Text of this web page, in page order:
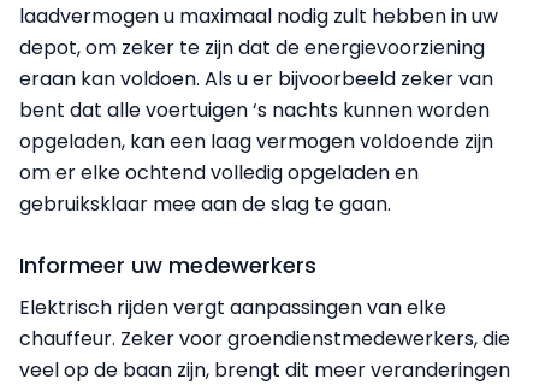
laadvermogen u maximaal nodig zult hebben in uw
depot, om zeker te zijn dat de energievoorziening
eraan kan voldoen. Als u er bijvoorbeeld zeker van
bent dat alle voertuigen ‘s nachts kunnen worden
opgeladen, kan een laag vermogen voldoende zijn
om er elke ochtend volledig opgeladen en
gebruiksklaar mee aan de slag te gaan.
Informeer uw medewerkers
Elektrisch rijden vergt aanpassingen van elke
chauffeur. Zeker voor groendienstmedewerkers, die
veel op de baan zijn, brengt dit meer veranderingen